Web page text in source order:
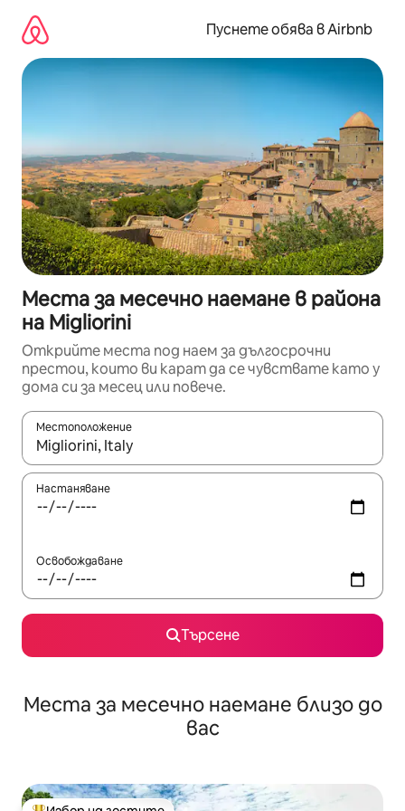
съдържанието
Пуснете обява в Airbnb
Места за месечно наемане в района
на Migliorini
Открийте места под наем за дългосрочни
престои, които ви карат да се чувствате като у
дома си за месец или повече.
Местоположение
Когато резултатите се покажат, използвайте
Настаняване
Освобождаване
Търсене
Места за месечно наемане близо до
вас